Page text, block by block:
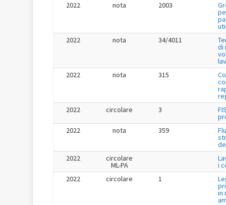
2022
nota 2003
2022
nota 34/4011
di
2022
nota 315
2022
circolare 3
2022
nota 359
2022
circolare
ML-PA
i
2022
circolare 1
in